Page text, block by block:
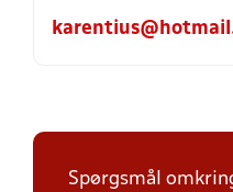
Spørgsmål